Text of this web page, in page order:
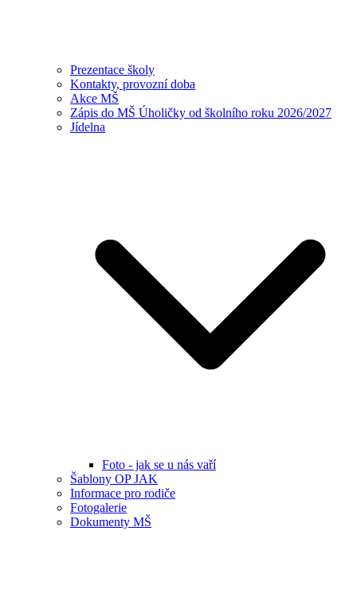
Prezentace školy
Kontakty, provozní doba
Akce MŠ
Zápis do MŠ Úholičky od školního roku 2026/2027
Jídelna
Foto - jak se u nás vaří
Šablony OP JAK
Informace pro rodiče
Fotogalerie
Dokumenty MŠ